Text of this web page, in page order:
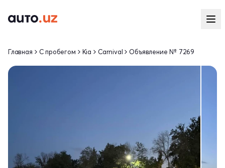
Главная С пробегом Kia Carnival Объявление № 7269